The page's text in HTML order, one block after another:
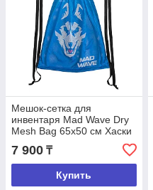
Мешок-сетка для
инвентаря Mad Wave Dry
Mesh Bag 65х50 см Хаски
голубой
7 900 ₸
Купить